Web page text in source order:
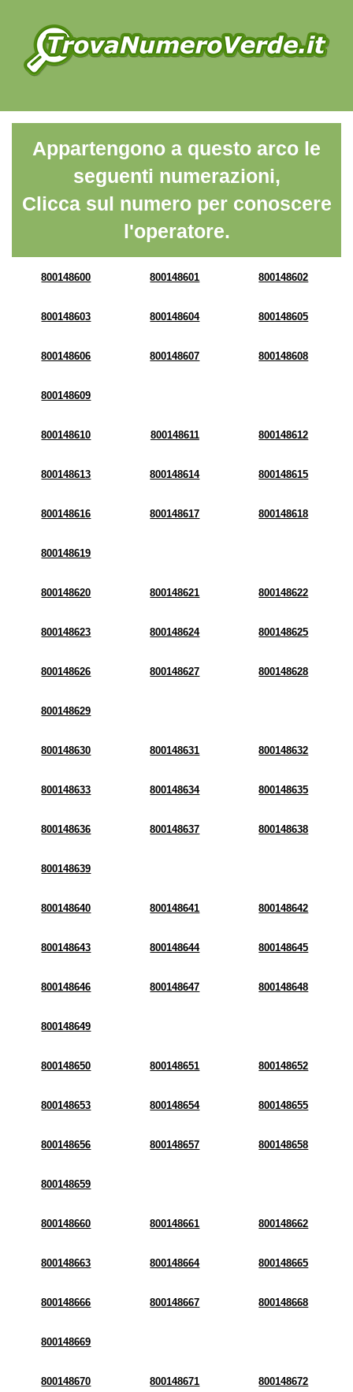
Appartengono a questo arco le
seguenti numerazioni,
Clicca sul numero per conoscere
l'operatore.
800148600 800148601 800148602
800148603 800148604 800148605
800148606 800148607 800148608
800148609
800148610 800148611 800148612
800148613 800148614 800148615
800148616 800148617 800148618
800148619
800148620 800148621 800148622
800148623 800148624 800148625
800148626 800148627 800148628
800148629
800148630 800148631 800148632
800148633 800148634 800148635
800148636 800148637 800148638
800148639
800148640 800148641 800148642
800148643 800148644 800148645
800148646 800148647 800148648
800148649
800148650 800148651 800148652
800148653 800148654 800148655
800148656 800148657 800148658
800148659
800148660 800148661 800148662
800148663 800148664 800148665
800148666 800148667 800148668
800148669
800148670 800148671 800148672